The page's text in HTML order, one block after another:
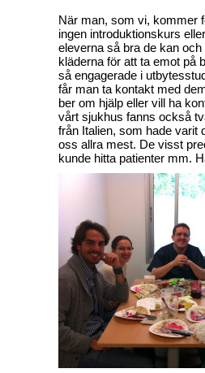
När man, som vi, kommer
ingen introduktionskurs
eleverna så bra de kan
kläderna för att ta emot på
så engagerade i
får man ta kontakt med
ber om hjälp eller vill ha
vårt sjukhus fanns också
från Italien, som hade varit
oss allra mest. De visst
kunde hitta patienter mm.